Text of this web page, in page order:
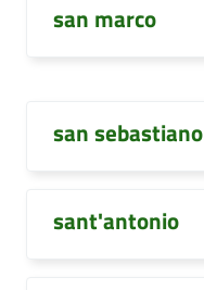
san marco
san sebastiano
sant'antonio